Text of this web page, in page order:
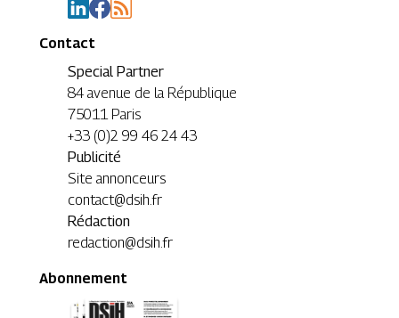
Contact
Special Partner
84 avenue de la République
75011 Paris
+33 (0)2 99 46 24 43
Publicité
Site annonceurs
contact@dsih.fr
Rédaction
redaction@dsih.fr
Abonnement